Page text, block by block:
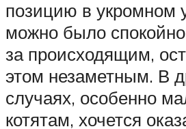
позицию в укромном
можно было
за происходящим,
этом незаметным. В
случаях, особенно
котятам, хочется